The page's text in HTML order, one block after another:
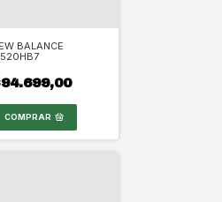
BALANCE
COMPRAR